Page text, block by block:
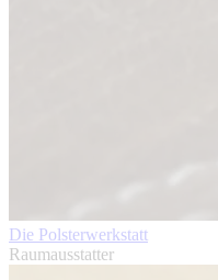
Die Polsterwerkstatt
Raumausstatter